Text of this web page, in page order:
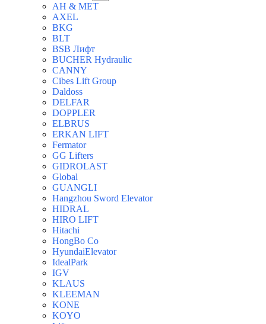
AH & MET
AXEL
BKG
BLT
BSB Лифт
BUCHER Hydraulic
CANNY
Cibes Lift Group
Daldoss
DELFAR
DOPPLER
ELBRUS
ERKAN LIFT
Fermator
GG Lifters
GIDROLAST
Global
GUANGLI
Hangzhou Sword Elevator
HIDRAL
HIRO LIFT
Hitachi
HongBo Co
HyundaiElevator
IdealPark
IGV
KLAUS
KLEEMAN
KONE
KOYO